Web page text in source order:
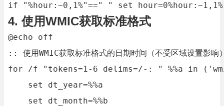
if "%hour:~0,1%"==" " set hour=0%hour:~1,1%
4. 使用WMIC获取标准格式
@echo off
:: 使用WMIC获取标准格式的日期时间（不受区域设置影响
for /f "tokens=1-6 delims=/-: " %%a in
    set dt_year=%%a
    set dt_month=%%b